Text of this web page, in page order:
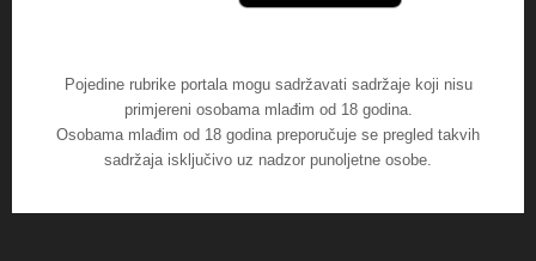
Pojedine rubrike portala mogu sadržavati sadržaje koji nisu
primjereni osobama mlađim od 18 godina.
Osobama mlađim od 18 godina preporučuje se pregled takvih
sadržaja isključivo uz nadzor punoljetne osobe.